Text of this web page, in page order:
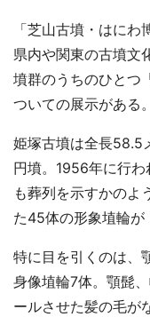
「芝山古墳・はに
県内や関東の古墳文
墳群のうちのひとつ
ついての展示がある。
姫塚古墳は全長58.5
円墳。1956年に行
も葬列を示すかのよ
た45体の形象埴輪が
特に目を引くのは、
身像埴輪7体。顎髭
ールさせた髪の毛が